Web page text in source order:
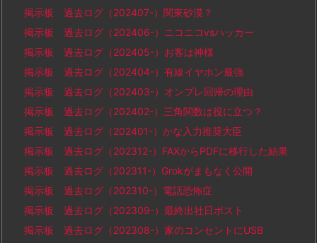
掲示板 過去ログ（202407-）関東砂漠？
掲示板 過去ログ（202406-）ニコニコvsハッカー
掲示板 過去ログ（202405-）お客は神様
掲示板 過去ログ（202404-）有線イヤホン最強
掲示板 過去ログ（202403-）オンプレ回帰の理由
掲示板 過去ログ（202402-）三角関数は役に立つ？
掲示板 過去ログ（202401-）かな入力推奨大臣
掲示板 過去ログ（202312-）FAXからPDFに移行した結果
掲示板 過去ログ（202311-）Grokがまもなく公開
掲示板 過去ログ（202310-）電話恐怖症
掲示板 過去ログ（202309-）最終出社日ポスト
掲示板 過去ログ（202308-）家のコンセントにUSB